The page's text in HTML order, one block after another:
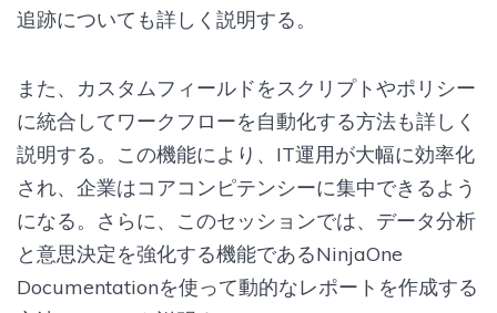
追跡についても詳しく説明する。
また、カスタムフィールドをスクリプトやポリシー
に統合してワークフローを自動化する方法も詳しく
説明する。この機能により、IT運用が大幅に効率化
され、企業はコアコンピテンシーに集中できるよう
になる。さらに、このセッションでは、データ分析
と意思決定を強化する機能であるNinjaOne
Documentationを使って動的なレポートを作成する